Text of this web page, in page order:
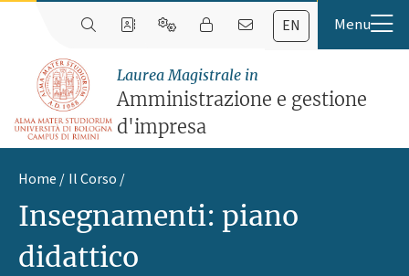
EN
Laurea Magistrale in
Amministrazione e gestione
d'impresa
Home Il Corso
Insegnamenti: piano
didattico